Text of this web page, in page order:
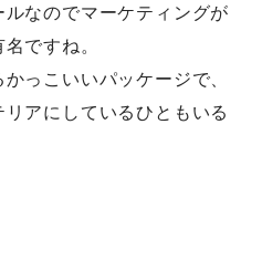
なのでマーケティングが
ですね。
っこいいパッケージで、
アにしているひともいる